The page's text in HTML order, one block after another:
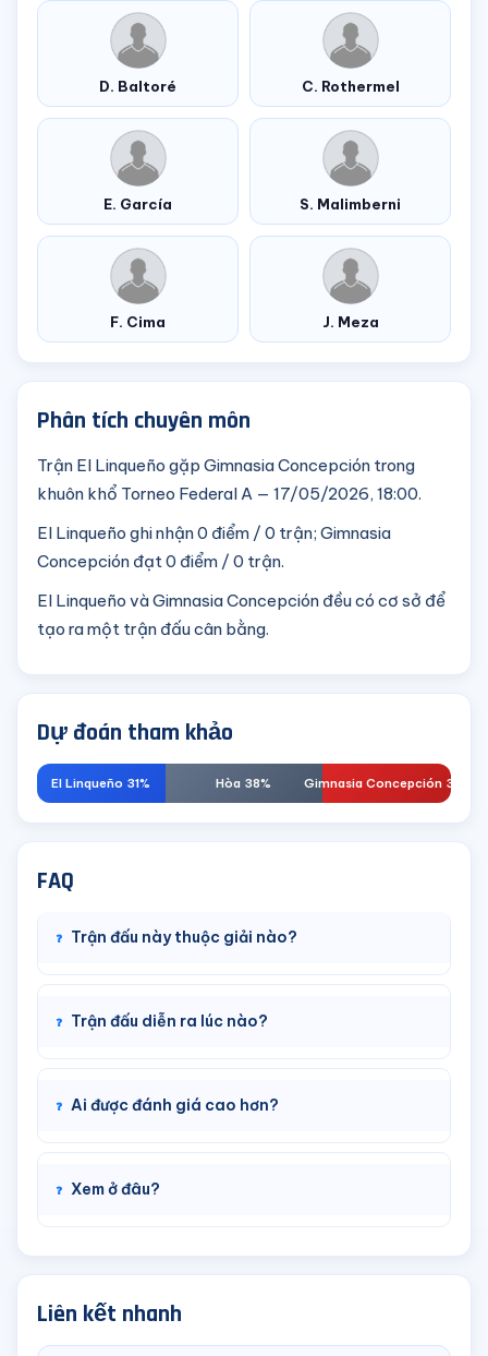
D. Baltoré C. Rothermel
E. García S. Malimberni
F. Cima J. Meza
Phân tích chuyên môn
Trận El Linqueño gặp Gimnasia Concepción trong
khuôn khổ Torneo Federal A — 17/05/2026, 18:00.
El Linqueño ghi nhận 0 điểm / 0 trận; Gimnasia
Concepción đạt 0 điểm / 0 trận.
El Linqueño và Gimnasia Concepción đều có cơ sở để
tạo ra một trận đấu cân bằng.
Dự đoán tham khảo
El Linqueño 31% Hòa 38% Gimnasia Concepción 31%
FAQ
Trận đấu này thuộc giải nào?
Trận đấu diễn ra lúc nào?
Ai được đánh giá cao hơn?
Xem ở đâu?
Liên kết nhanh